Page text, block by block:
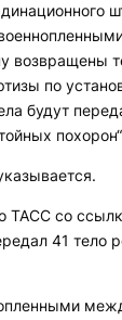
возвращены
по
будут
ТАСС со
41 тело